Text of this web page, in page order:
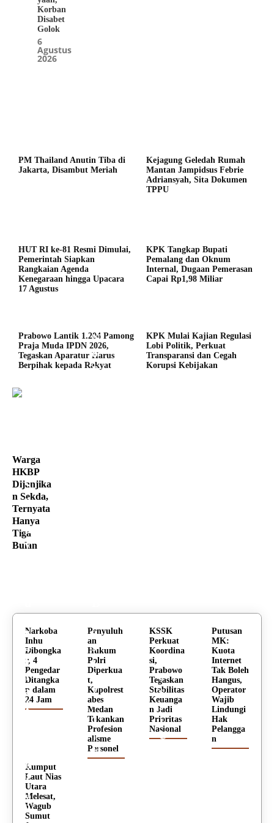
Korban
Disabet
Golok
6
Agustus
2026
PM Thailand Anutin Tiba di
Jakarta, Disambut Meriah
Kejagung Geledah Rumah
Mantan Jampidsus Febrie
Adriansyah, Sita Dokumen
TPPU
HUT RI ke-81 Resmi Dimulai,
Pemerintah Siapkan
Rangkaian Agenda
Kenegaraan hingga Upacara
17 Agustus
KPK Tangkap Bupati
Pemalang dan Oknum
Internal, Dugaan Pemerasan
Capai Rp1,98 Miliar
Prabowo Lantik 1.204 Pamong
Praja Muda IPDN 2026,
Tegaskan Aparatur Harus
Berpihak kepada Rakyat
KPK Mulai Kajian Regulasi
Lobi Politik, Perkuat
Transparansi dan Cegah
Korupsi Kebijakan
Warga
HKBP
Dijanjika
n Sekda,
Ternyata
Hanya
Tiga
Bulan
Narkoba
Inhu
Dibongka
r, 4
Pengedar
Ditangka
p dalam
24 Jam
Penyuluh
an
Hukum
Polri
Diperkua
t,
Kapolrest
abes
Medan
Tekankan
Profesion
alisme
Personel
KSSK
Perkuat
Koordina
si,
Prabowo
Tegaskan
Stabilitas
Keuanga
n Jadi
Prioritas
Nasional
Putusan
MK:
Kuota
Internet
Tak Boleh
Hangus,
Operator
Wajib
Lindungi
Hak
Pelangga
n
Rumput
Laut Nias
Utara
Melesat,
Wagub
Sumut
S
p
a
n
y
a
r
a
P
i
a
l
n
i
a
2
N
o
r
r
a
s
i
l
2
-
1
,
H
e
s
s
i
U